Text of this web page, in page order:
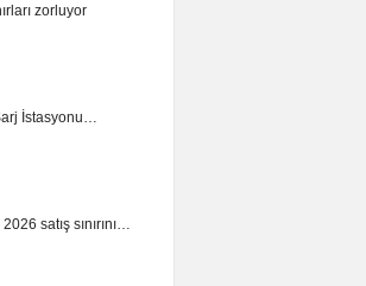
zorluyor
İstasyonu…
satış sınırını…